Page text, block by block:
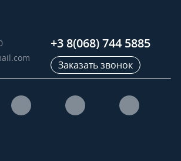
+3 8(068) 744 5885
Заказать звонок